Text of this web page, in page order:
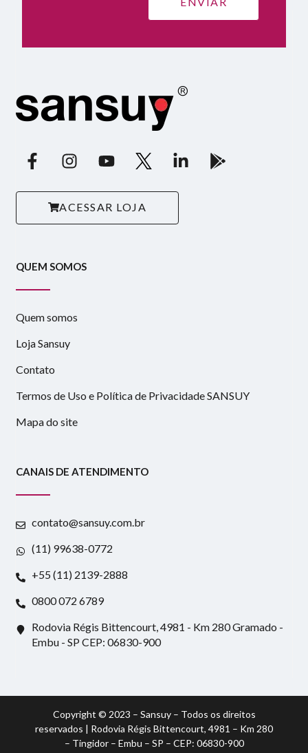
ACESSAR LOJA
QUEM SOMOS
Quem somos
Loja Sansuy
Contato
Termos de Uso e Política de Privacidade SANSUY
Mapa do site
CANAIS DE ATENDIMENTO
contato@sansuy.com.br
(11) 99638-0772
+55 (11) 2139-2888
0800 072 6789
Rodovia Régis Bittencourt, 4981 - Km 280 Gramado -
Embu - SP CEP: 06830-900
Copyright © 2023 – Sansuy – Todos os direitos
reservados | Rodovia Régis Bittencourt, 4981 – Km 280
– Tingidor – Embu – SP – CEP: 06830-900